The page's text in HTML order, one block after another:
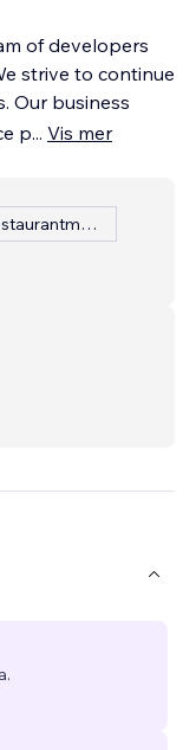
of developers
strive to continue
Our business
p... Vis mer
Oppsett av restaurantmeny